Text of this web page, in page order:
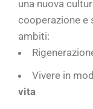
una nuova
cooperazione e
ambiti:
Vivere in
vita